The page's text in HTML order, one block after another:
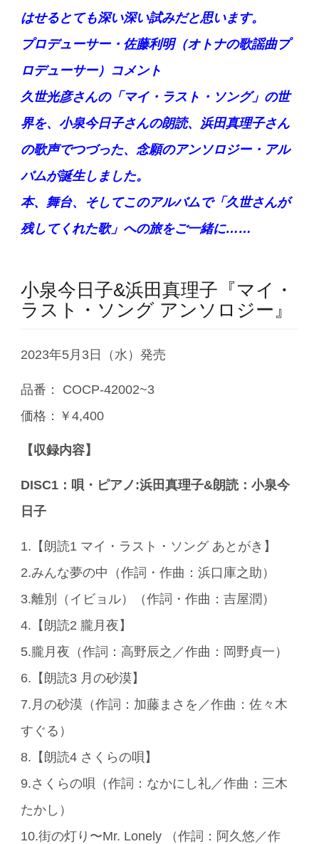
はせるとても深い深い試みだと思います。
プロデューサー・佐藤利明（オトナの歌謡曲プ
ロデューサー）コメント
久世光彦さんの「マイ・ラスト・ソング」の世
界を、小泉今日子さんの朗読、浜田真理子さん
の歌声でつづった、念願のアンソロジー・アル
バムが誕生しました。
本、舞台、そしてこのアルバムで「久世さんが
残してくれた歌」への旅をご一緒に……
小泉今日子&浜田真理子『マイ・
ラスト・ソング アンソロジー』
2023年5月3日（水）発売
品番： COCP-42002~3
価格：￥4,400
【収録内容】
DISC1：唄・ピアノ:浜田真理子&朗読：小泉今
日子
1.【朗読1 マイ・ラスト・ソング あとがき】
2.みんな夢の中（作詞・作曲：浜口庫之助）
3.離別（イビョル）（作詞・作曲：吉屋潤）
4.【朗読2 朧月夜】
5.朧月夜（作詞：高野辰之／作曲：岡野貞一）
6.【朗読3 月の砂漠】
7.月の砂漠（作詞：加藤まさを／作曲：佐々木
すぐる）
8.【朗読4 さくらの唄】
9.さくらの唄（作詞：なかにし礼／作曲：三木
たかし）
10.街の灯り〜Mr. Lonely （作詞：阿久悠／作